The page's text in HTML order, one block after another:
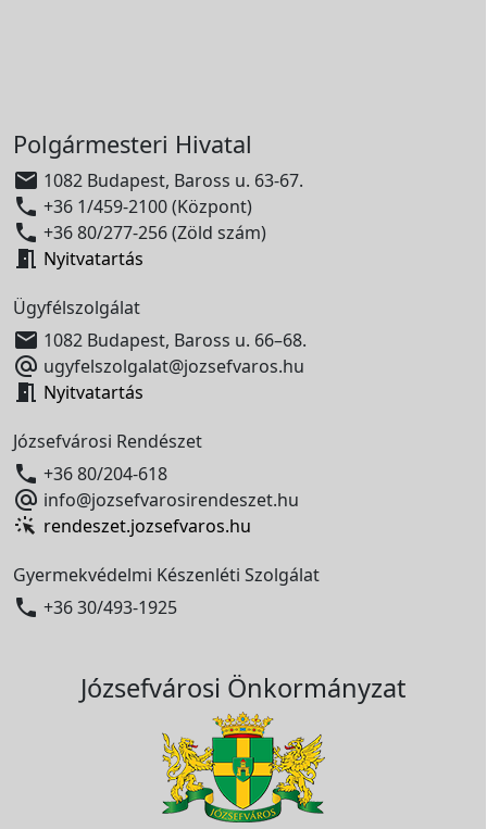
Polgármesteri Hivatal
 1082 Budapest, Baross u. 63-67.
 +36 1/459-2100 (Központ)
 +36 80/277-256 (Zöld szám)
 Nyitvatartás
Ügyfélszolgálat
 1082 Budapest, Baross u. 66–68.
 ugyfelszolgalat@jozsefvaros.hu
 Nyitvatartás
Józsefvárosi Rendészet
 +36 80/204-618
 info@jozsefvarosirendeszet.hu
rendeszet.jozsefvaros.hu
Gyermekvédelmi Készenléti Szolgálat
 +36 30/493-1925
Józsefvárosi Önkormányzat